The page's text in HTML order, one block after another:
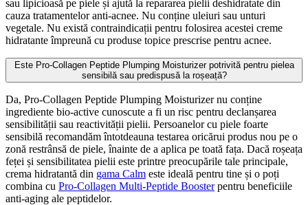
sau lipicioasă pe piele și ajută la repararea pielii deshidratate din
cauza tratamentelor anti-acnee. Nu conține uleiuri sau unturi
vegetale. Nu există contraindicații pentru folosirea acestei creme
hidratante împreună cu produse topice prescrise pentru acnee.
Este Pro-Collagen Peptide Plumping Moisturizer potrivită pentru pielea
sensibilă sau predispusă la roșeață?
Da, Pro-Collagen Peptide Plumping Moisturizer nu conține
ingrediente bio-active cunoscute a fi un risc pentru declanșarea
sensibilității sau reactivității pielii. Persoanelor cu piele foarte
sensibilă recomandăm întotdeauna testarea oricărui produs nou pe o
zonă restrânsă de piele, înainte de a aplica pe toată fața. Dacă roșeața
feței și sensibilitatea pielii este printre preocupările tale principale,
crema hidratantă din gama Calm este ideală pentru tine și o poți
combina cu Pro-Collagen Multi-Peptide Boosterpentru beneficiile
anti-aging ale peptidelor.